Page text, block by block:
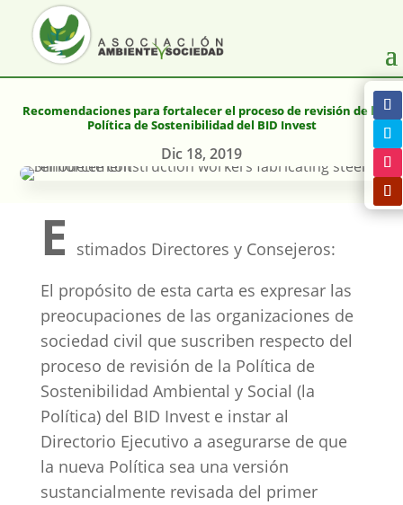
Recomendaciones para fortalecer el proceso de revisión de la
Política de Sostenibilidad del BID Invest
Dic 18, 2019
E stimados Directores y Consejeros:
El propósito de esta carta es expresar las
preocupaciones de las organizaciones de
sociedad civil que suscriben respecto del
proceso de revisión de la Política de
Sostenibilidad Ambiental y Social (la
Política) del BID Invest e instar al
Directorio Ejecutivo a asegurarse de que
la nueva Política sea una versión
sustancialmente revisada del primer